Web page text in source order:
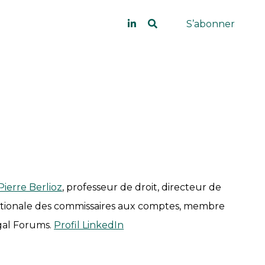
S’abonner
Berlioz, professeur de droit, directeur de
des commissaires aux comptes, membre
Forums. Profil LinkedIn